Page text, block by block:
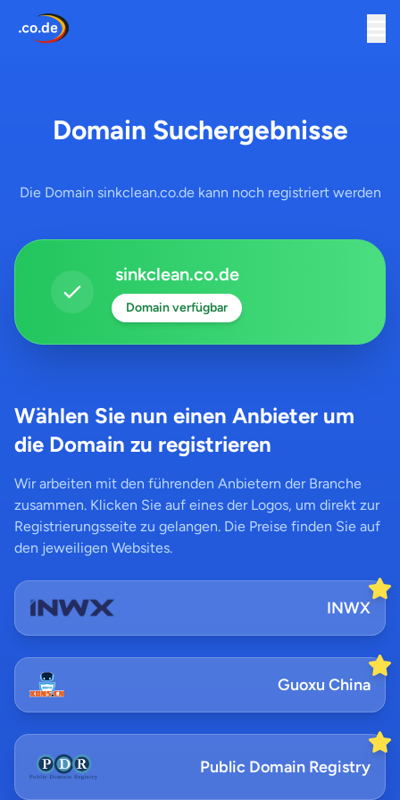
Domain Suchergebnisse
Die Domain sinkclean.co.de kann noch registriert werden
sinkclean.co.de
Domain verfügbar
Wählen Sie nun einen Anbieter um
die Domain zu registrieren
Wir arbeiten mit den führenden Anbietern der Branche
zusammen. Klicken Sie auf eines der Logos, um direkt zur
Registrierungsseite zu gelangen. Die Preise finden Sie auf
den jeweiligen Websites.
INWX
Guoxu China
Public Domain Registry